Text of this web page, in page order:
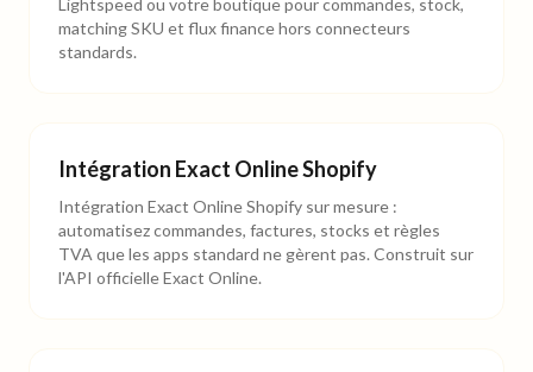
Lightspeed ou votre boutique pour commandes, stock,
matching SKU et flux finance hors connecteurs
standards.
Intégration Exact Online Shopify
Intégration Exact Online Shopify sur mesure :
automatisez commandes, factures, stocks et règles
TVA que les apps standard ne gèrent pas. Construit sur
l'API officielle Exact Online.